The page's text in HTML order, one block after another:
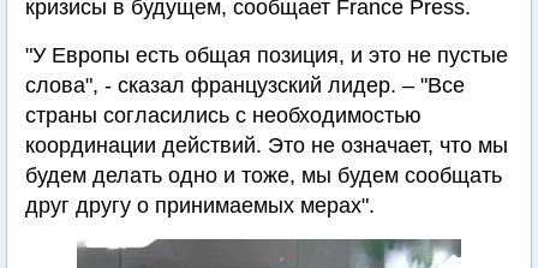
кризисы в будущем, сообщает France Press.
"У Европы есть общая позиция, и это не пустые
слова", - сказал французский лидер. – "Все
страны согласились с необходимостью
координации действий. Это не означает, что мы
будем делать одно и тоже, мы будем сообщать
друг другу о принимаемых мерах".